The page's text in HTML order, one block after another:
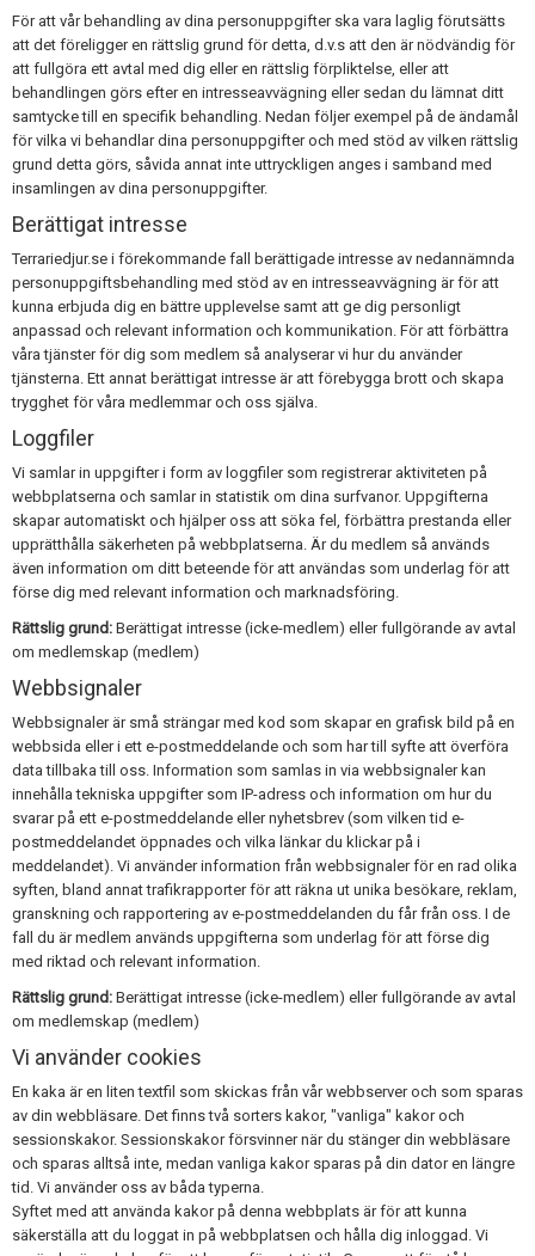
För att vår behandling av dina personuppgifter ska vara laglig förutsätts
att det föreligger en rättslig grund för detta, d.v.s att den är nödvändig för
att fullgöra ett avtal med dig eller en rättslig förpliktelse, eller att
behandlingen görs efter en intresseavvägning eller sedan du lämnat ditt
samtycke till en specifik behandling. Nedan följer exempel på de ändamål
för vilka vi behandlar dina personuppgifter och med stöd av vilken rättslig
grund detta görs, såvida annat inte uttryckligen anges i samband med
insamlingen av dina personuppgifter.
Berättigat intresse
Terrariedjur.se i förekommande fall berättigade intresse av nedannämnda
personuppgiftsbehandling med stöd av en intresseavvägning är för att
kunna erbjuda dig en bättre upplevelse samt att ge dig personligt
anpassad och relevant information och kommunikation. För att förbättra
våra tjänster för dig som medlem så analyserar vi hur du använder
tjänsterna. Ett annat berättigat intresse är att förebygga brott och skapa
trygghet för våra medlemmar och oss själva.
Loggfiler
Vi samlar in uppgifter i form av loggfiler som registrerar aktiviteten på
webbplatserna och samlar in statistik om dina surfvanor. Uppgifterna
skapar automatiskt och hjälper oss att söka fel, förbättra prestanda eller
upprätthålla säkerheten på webbplatserna. Är du medlem så används
även information om ditt beteende för att användas som underlag för att
förse dig med relevant information och marknadsföring.
Rättslig grund: Berättigat intresse (icke-medlem) eller fullgörande av avtal
om medlemskap (medlem)
Webbsignaler
Webbsignaler är små strängar med kod som skapar en grafisk bild på en
webbsida eller i ett e-postmeddelande och som har till syfte att överföra
data tillbaka till oss. Information som samlas in via webbsignaler kan
innehålla tekniska uppgifter som IP-adress och information om hur du
svarar på ett e-postmeddelande eller nyhetsbrev (som vilken tid e-
postmeddelandet öppnades och vilka länkar du klickar på i
meddelandet). Vi använder information från webbsignaler för en rad olika
syften, bland annat trafikrapporter för att räkna ut unika besökare, reklam,
granskning och rapportering av e-postmeddelanden du får från oss. I de
fall du är medlem används uppgifterna som underlag för att förse dig
med riktad och relevant information.
Rättslig grund: Berättigat intresse (icke-medlem) eller fullgörande av avtal
om medlemskap (medlem)
Vi använder cookies
En kaka är en liten textfil som skickas från vår webbserver och som sparas
av din webbläsare. Det finns två sorters kakor, "vanliga" kakor och
sessionskakor. Sessionskakor försvinner när du stänger din webbläsare
och sparas alltså inte, medan vanliga kakor sparas på din dator en längre
tid. Vi använder oss av båda typerna.
Syftet med att använda kakor på denna webbplats är för att kunna
säkerställa att du loggat in på webbplatsen och hålla dig inloggad. Vi